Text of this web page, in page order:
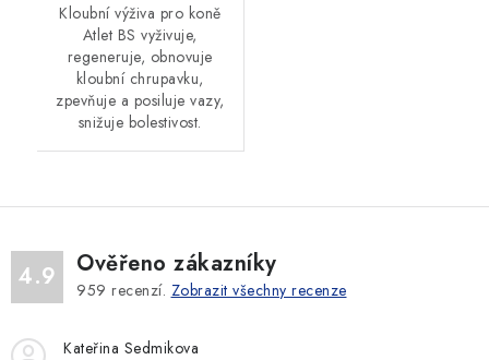
Kloubní výživa pro koně
Atlet BS vyživuje,
regeneruje, obnovuje
kloubní chrupavku,
zpevňuje a posiluje vazy,
snižuje bolestivost.
4.9 Ověřeno zákazníky
959 recenzí. Zobrazit všechny recenze
Kateřina Sedmikova